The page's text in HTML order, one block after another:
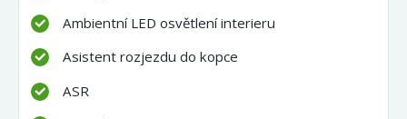
Ambientní LED osvětlení interieru
Asistent rozjezdu do kopce
ASR